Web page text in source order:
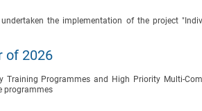
the implementation of the project
of 2026
Programmes and High Priority Multi-
programmes